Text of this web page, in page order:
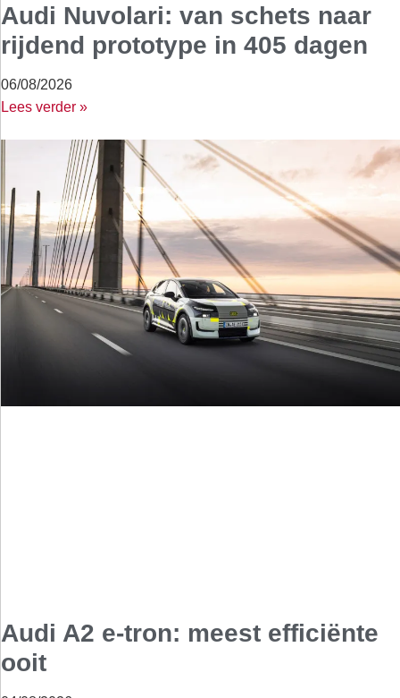
Audi Nuvolari: van schets naar
rijdend prototype in 405 dagen
06/08/2026
Lees verder »
Audi A2 e-tron: meest efficiënte
ooit